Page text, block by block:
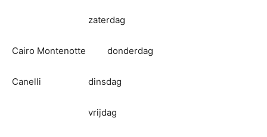
zaterdag
Cairo Montenotte donderdag
Canelli dinsdag
vrijdag